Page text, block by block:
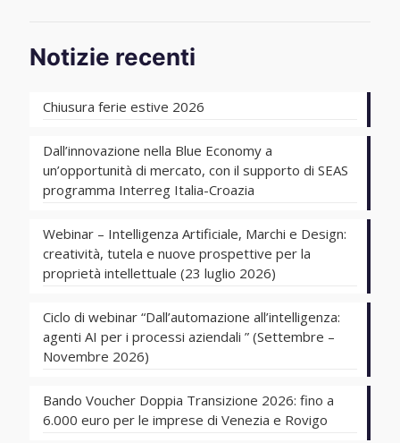
Notizie recenti
Chiusura ferie estive 2026
Dall’innovazione nella Blue Economy a
un’opportunità di mercato, con il supporto di SEAS
programma Interreg Italia-Croazia
Webinar – Intelligenza Artificiale, Marchi e Design:
creatività, tutela e nuove prospettive per la
proprietà intellettuale (23 luglio 2026)
Ciclo di webinar “Dall’automazione all’intelligenza:
agenti AI per i processi aziendali ” (Settembre –
Novembre 2026)
Bando Voucher Doppia Transizione 2026: fino a
6.000 euro per le imprese di Venezia e Rovigo